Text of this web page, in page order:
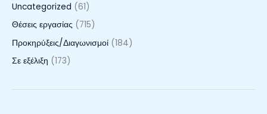
Uncategorized (61)
Θέσεις εργασίας (715)
Προκηρύξεις/Διαγωνισμοί (184)
Σε εξέλιξη (173)